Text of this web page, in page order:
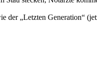
der „Letzten Generation“